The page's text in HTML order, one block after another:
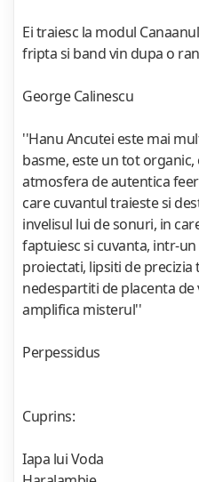
Ei traiesc la modul
fripta si band vin dupa o
George Calinescu
''Hanu Ancutei este mai
basme, este un tot
atmosfera de autentica
care cuvantul traieste si
invelisul lui de sonuri, in
faptuiesc si cuvanta, intr-
proiectati, lipsiti de
nedespartiti de placenta de
amplifica misterul''
Perpessidus
Cuprins:
Iapa lui Voda